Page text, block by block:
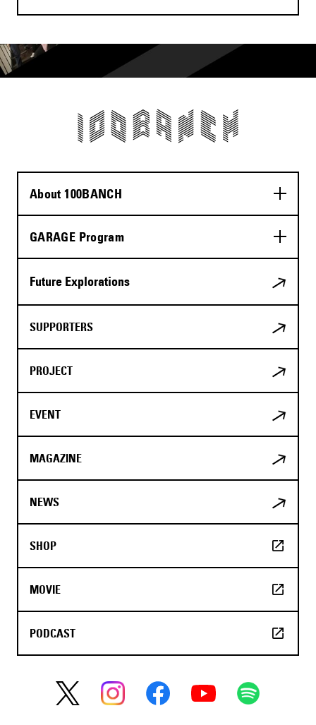
About 100BANCH
GARAGE Program
Future Explorations
SUPPORTERS
PROJECT
EVENT
MAGAZINE
NEWS
SHOP
MOVIE
PODCAST